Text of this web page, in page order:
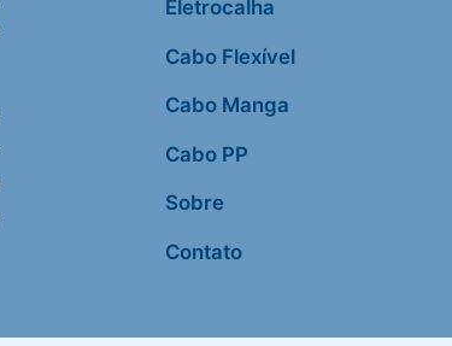
Eletrocalha
Cabo Flexível
Cabo Manga
Cabo PP
Sobre
Contato